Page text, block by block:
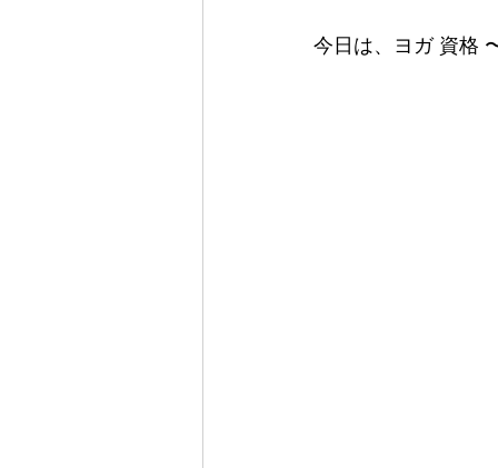
今日は、ヨガ 資格